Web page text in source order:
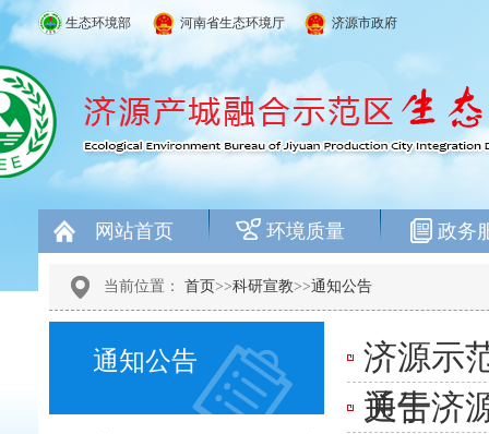
生态环境部 河南省生态环境厅 济源市政府
网站首页 环境质量 政务
当前位置： 首页>>科研宣教>>通知公告
通知公告
济源示
通告
关于济